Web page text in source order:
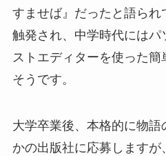
すませば』だったと語られ
触発され、中学時代にはパ
ストエディターを使った
そうです。
大学卒業後、本格的に物
かの出版社に応募しますが